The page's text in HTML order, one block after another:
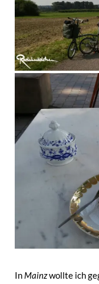
In Mainzwollte ich